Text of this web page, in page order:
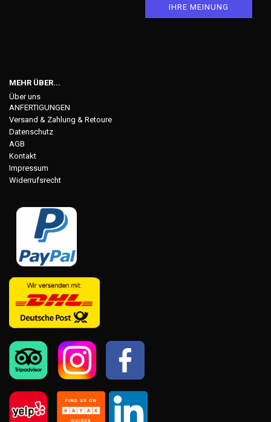
IHRE MEINUNG
MEHR ÜBER...
Über uns
ANFERTIGUNGEN
Versand & Zahlung & Retoure
Datenschutz
AGB
Kontakt
Impressum
Widerrufsrecht